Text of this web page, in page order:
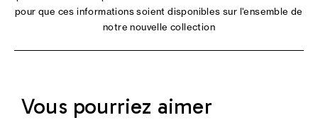
pour que ces informations soient disponibles sur l'ensemble de
notre nouvelle collection
Vous pourriez aimer